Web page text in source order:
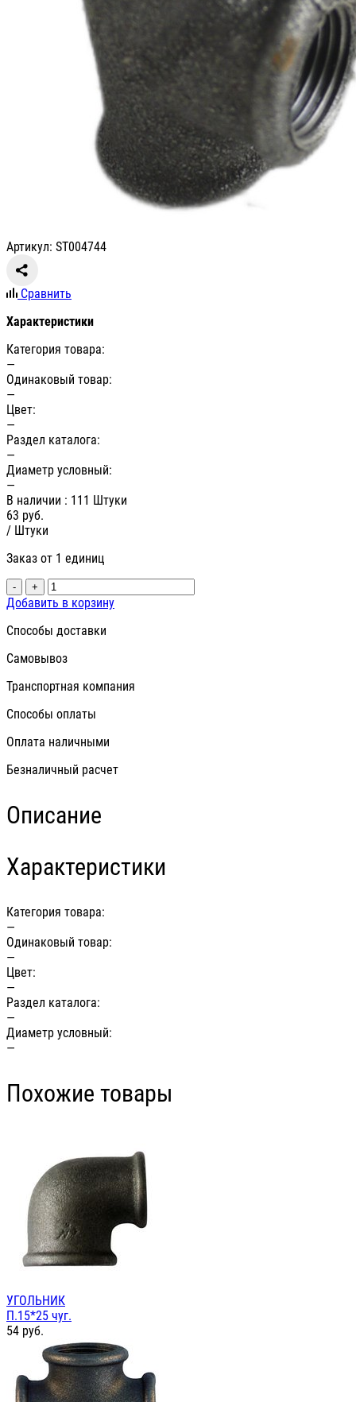
Артикул: ST004744
Сравнить
Характеристики
Категория товара:
—
Одинаковый товар:
—
Цвет:
—
Раздел каталога:
—
Диаметр условный:
—
В наличии : 111 Штуки
63 руб.
/ Штуки
Заказ от 1 единиц
- +
Добавить в корзину
Способы доставки
Самовывоз
Транспортная компания
Способы оплаты
Оплата наличными
Безналичный расчет
Описание
Характеристики
Категория товара:
—
Одинаковый товар:
—
Цвет:
—
Раздел каталога:
—
Диаметр условный:
—
Похожие товары
УГОЛЬНИК
П.15*25 чуг.
54 руб.